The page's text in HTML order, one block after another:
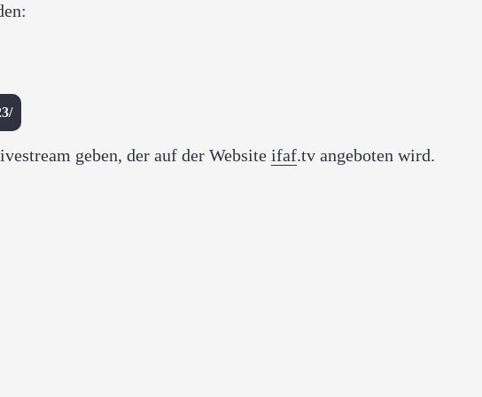
geben, der auf der Website ifaf.tv angeboten wird.